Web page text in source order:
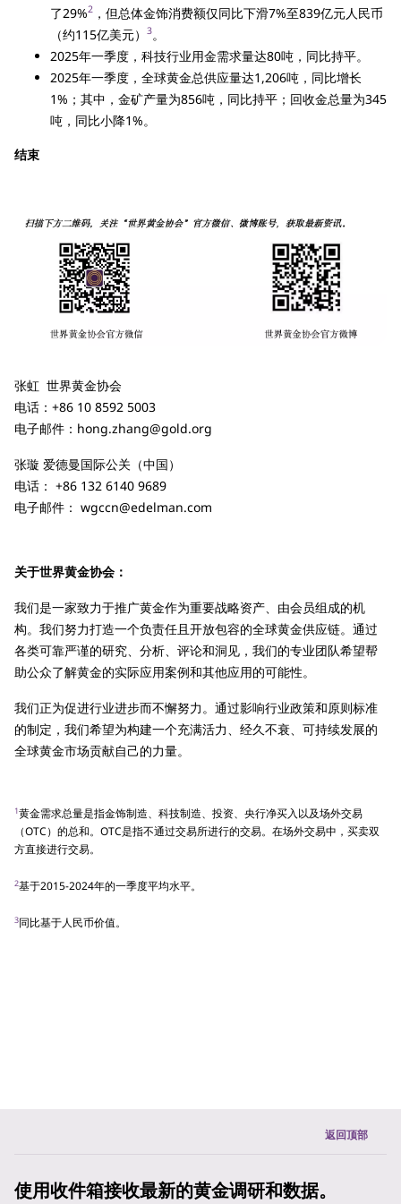
了29%2 ，但总体金饰消费额仅同比下滑7%至839亿元人民币
（约115亿美元）
3。
2025年一季度，科技行业用金需求量达80吨，同比持平。
2025年一季度，全球黄金总供应量达1,206吨，同比增长
1%；其中，金矿产量为856吨，同比持平；回收金总量为345
吨，同比小降1%。
结束
张虹 世界黄金协会
电话：+86 10 8592 5003
电子邮件： hong.zhang@gold.org
张璇 爱德曼国际公关（中国）
电话： +86 132 6140 9689
电子邮件： wgccn@edelman.com
关于世界黄金协会：
我们是一家致力于推广黄金作为重要战略资产、由会员组成的机
构。我们努力打造一个负责任且开放包容的全球黄金供应链。通过
各类可靠严谨的研究、分析、评论和洞见，我们的专业团队希望帮
助公众了解黄金的实际应用案例和其他应用的可能性。
我们正为促进行业进步而不懈努力。通过影响行业政策和原则标准
的制定，我们希望为构建一个充满活力、经久不衰、可持续发展的
全球黄金市场贡献自己的力量。
1黄金需求总量是指金饰制造、科技制造、投资、央行净买入以及场外交易
（OTC）的总和。OTC是指不通过交易所进行的交易。在场外交易中，买卖双
方直接进行交易。
2基于2015-2024年的一季度平均水平。
3同比基于人民币价值。
返回顶部
使用收件箱接收最新的黄金调研和数据。